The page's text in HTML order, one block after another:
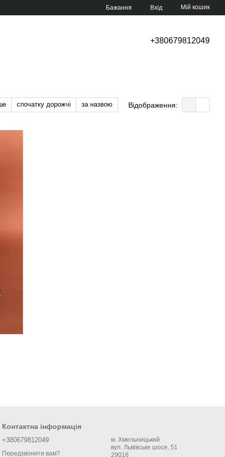
Бажання Вхід Мій кошик
+380679812049
спочатку дорожчі за назвою Відображення:
Контактна інформація
+380679812049
Передзвонити вам?
м. Хмельницький
вул. Львівське шосе, 51
29016